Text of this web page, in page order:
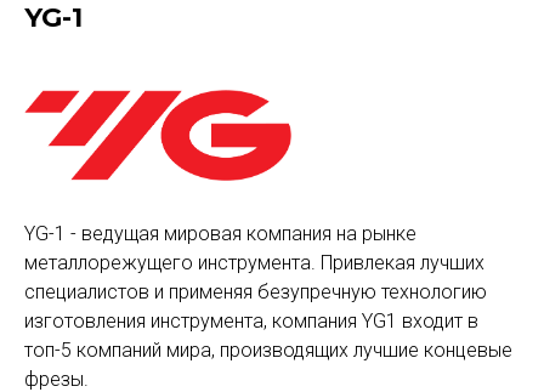
YG-1
YG-1 - ведущая мировая компания на рынке
металлорежущего инструмента. Привлекая лучших
специалистов и применяя безупречную технологию
изготовления инструмента, компания YG1 входит в
топ-5 компаний мира, производящих лучшие концевые
фрезы.